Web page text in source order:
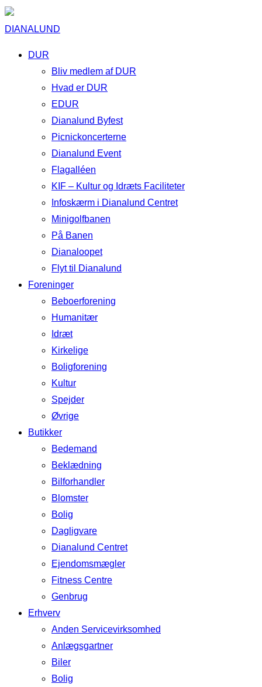
DIANALUND
DUR
Bliv medlem af DUR
Hvad er DUR
EDUR
Dianalund Byfest
Picnickoncerterne
Dianalund Event
Flagalléen
KIF – Kultur og Idræts Faciliteter
Infoskærm i Dianalund Centret
Minigolfbanen
På Banen
Dianaloopet
Flyt til Dianalund
Foreninger
Beboerforening
Humanitær
Idræt
Kirkelige
Boligforening
Kultur
Spejder
Øvrige
Butikker
Bedemand
Beklædning
Bilforhandler
Blomster
Bolig
Dagligvare
Dianalund Centret
Ejendomsmægler
Fitness Centre
Genbrug
Erhverv
Anden Servicevirksomhed
Anlægsgartner
Biler
Bolig